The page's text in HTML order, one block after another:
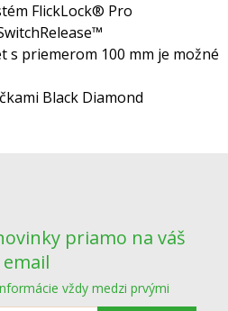
FlickLock® Pro
s priemerom 100 mm je možné
Black Diamond
priamo na váš
email
vždy medzi prvými